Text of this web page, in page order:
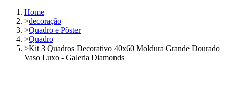
Home
>decoração
>Quadro e Pôster
>Quadro
>Kit 3 Quadros Decorativo 40x60 Moldura Grande Dourado
Vaso Luxo - Galeria Diamonds